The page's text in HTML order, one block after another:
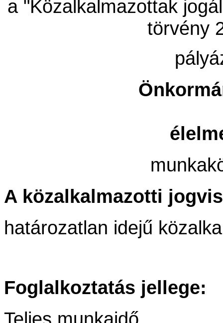
a "Közalkalmazottak
törvény
A közalkalmazotti
határozatlan idejű
Foglalkoztatás jellege: